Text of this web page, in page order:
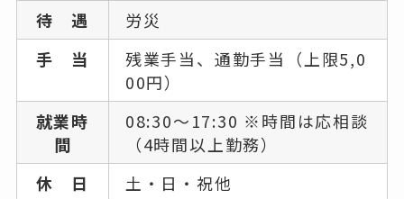
待 遇
労災
手 当
残業手当、通勤手当（上限5,0
00円）
就業時
間
08:30～17:30 ※時間は応相談
（4時間以上勤務）
休 日
土・日・祝他